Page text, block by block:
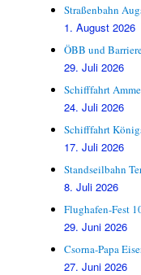
Straßenbahn
1. August 2026
ÖBB und
29. Juli 2026
Schifffahrt
24. Juli 2026
Schifffahrt
17. Juli 2026
Standseilbahn
8. Juli 2026
Flughafen-Fest
29. Juni 2026
Csorna-Papa
27. Juni 2026